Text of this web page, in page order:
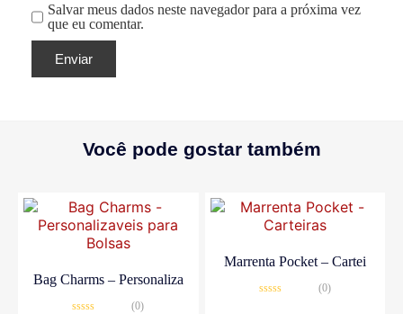
Salvar meus dados neste navegador para a próxima vez
que eu comentar.
Você pode gostar também
Bag Charms – Personaliza
(0)
Marrenta Pocket – Cartei
(0)